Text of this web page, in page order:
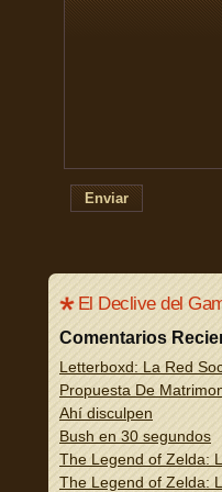
Enviar
El Declive del
Comentarios
Letterboxd: La Red
Propuesta De
Ahí disculpen
Bush en 30 segundos
The Legend of Zelda:
The Legend of Zelda: